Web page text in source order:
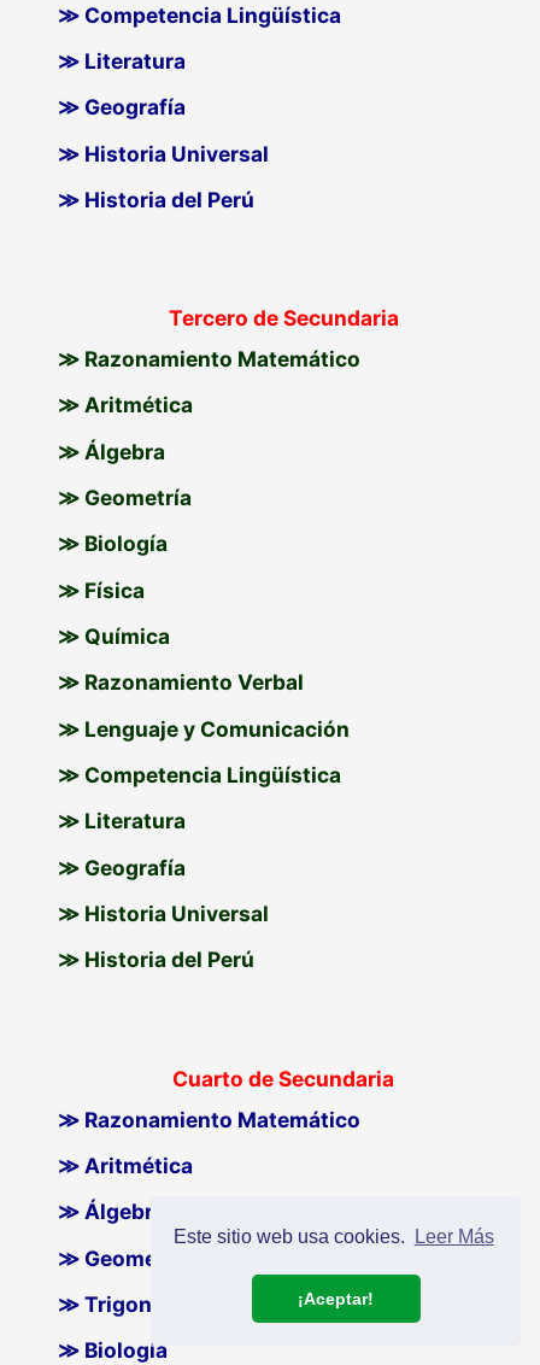
Este sitio web usa cookies. Leer Más
¡Aceptar!
≫ Competencia Lingüística
≫ Literatura
≫ Geografía
≫ Historia Universal
≫ Historia del Perú
Tercero de Secundaria
≫ Razonamiento Matemático
≫ Aritmética
≫ Álgebra
≫ Geometría
≫ Biología
≫ Física
≫ Química
≫ Razonamiento Verbal
≫ Lenguaje y Comunicación
≫ Competencia Lingüística
≫ Literatura
≫ Geografía
≫ Historia Universal
≫ Historia del Perú
Cuarto de Secundaria
≫ Razonamiento Matemático
≫ Aritmética
≫ Álgebra
≫ Geometría
≫ Trigonometría
≫ Biología